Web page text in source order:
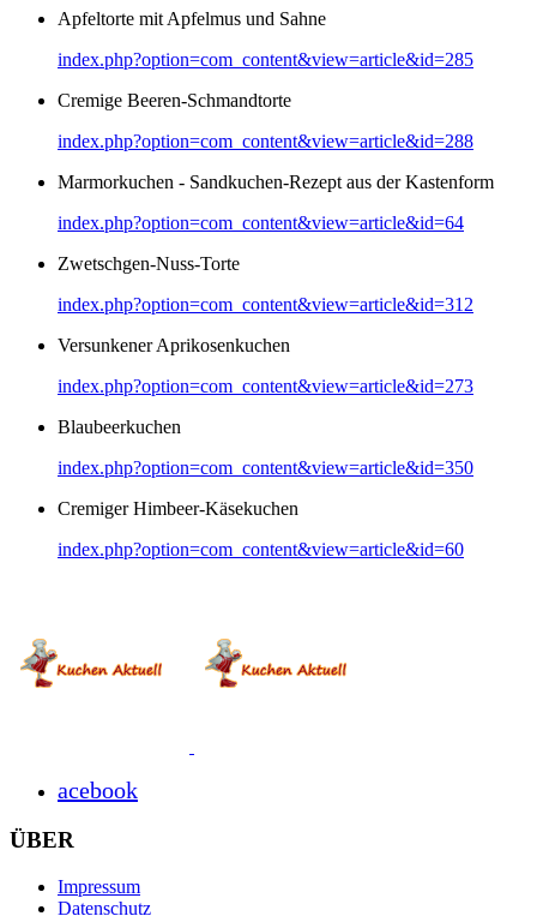
Apfeltorte mit Apfelmus und Sahne
index.php?option=com_content&view=article&id=285
Cremige Beeren-Schmandtorte
index.php?option=com_content&view=article&id=288
Marmorkuchen - Sandkuchen-Rezept aus der Kastenform
index.php?option=com_content&view=article&id=64
Zwetschgen-Nuss-Torte
index.php?option=com_content&view=article&id=312
Versunkener Aprikosenkuchen
index.php?option=com_content&view=article&id=273
Blaubeerkuchen
index.php?option=com_content&view=article&id=350
Cremiger Himbeer-Käsekuchen
index.php?option=com_content&view=article&id=60
acebook
ÜBER
Impressum
Datenschutz